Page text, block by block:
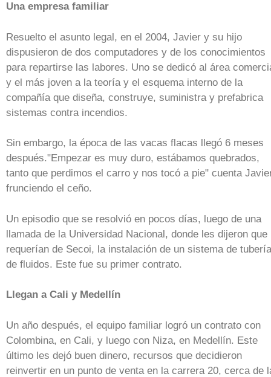
Una empresa familiar
Resuelto el asunto legal, en el 2004, Javier y su hijo
dispusieron de dos computadores y de los conocimientos
para repartirse las labores. Uno se dedicó al área
y el más joven a la teoría y el esquema interno de la
compañía que diseña, construye, suministra y prefabrica
sistemas contra incendios.
Sin embargo, la época de las vacas flacas llegó 6 meses
después."Empezar es muy duro, estábamos quebrados,
tanto que perdimos el carro y nos tocó a pie" cuenta
frunciendo el ceño.
Un episodio que se resolvió en pocos días, luego de una
llamada de la Universidad Nacional, donde les dijeron que
requerían de Secoi, la instalación de un sistema de
de fluidos. Este fue su primer contrato.
Llegan a Cali y Medellín
Un año después, el equipo familiar logró un contrato con
Colombina, en Cali, y luego con Niza, en Medellín. Este
último les dejó buen dinero, recursos que decidieron
reinvertir en un punto de venta en la carrera 20, cerca de